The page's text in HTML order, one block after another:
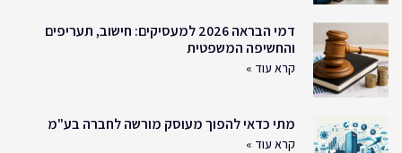
דמי הבראה 2026 למעסיקים: חישוב, תעריפים
והחשיפה המשפטית
קרא עוד »
מתי כדאי להפוך מעוסק מורשה לחברה בע"מ
קרא עוד »